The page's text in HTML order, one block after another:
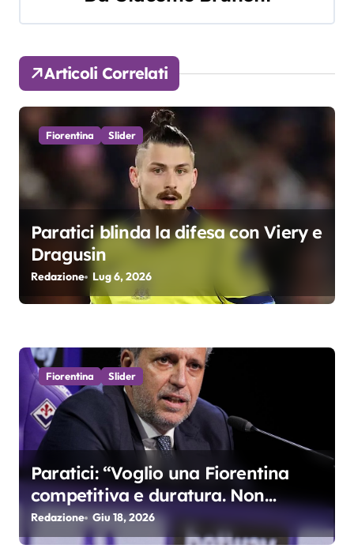
a
z
i
o
n
e
a
c
o
l
i
Articoli Correlati
Fiorentina Slider
Paratici blinda la difesa con Viery e
Dragusin
Redazione Lug 6, 2026
Fiorentina Slider
Paratici: “Voglio una Fiorentina
competitiva e duratura. Non
accetterei di arrivare ottavo per 4
anni di fila…”
Redazione Giu 18, 2026